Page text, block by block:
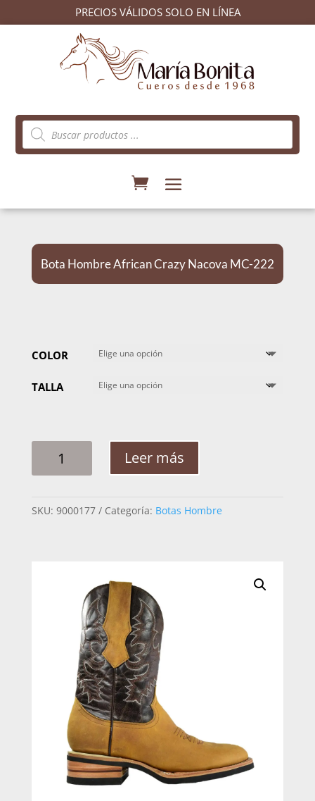
PRECIOS VÁLIDOS SOLO EN LÍNEA
Búsqueda
de
productos
Bota Hombre African Crazy Nacova MC-222
COLOR
TALLA
HOMBRE
NACOVA
Leer más
SKU: 9000177 Categoría: Botas Hombre